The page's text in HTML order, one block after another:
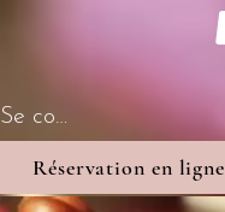
Se connecter
Réservation en ligne